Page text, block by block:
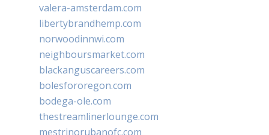
valera-amsterdam.com
libertybrandhemp.com
norwoodinnwi.com
neighboursmarket.com
blackanguscareers.com
bolesfororegon.com
bodega-ole.com
thestreamlinerlounge.com
mestrinorubanofc.com